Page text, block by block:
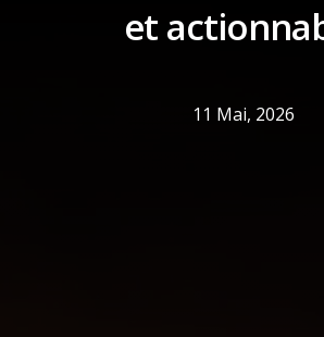
et
11 Mai, 2026